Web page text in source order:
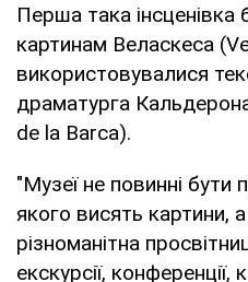
Перша така інсценівка
картинам Веласкеса
використовувалися
драматурга
de la Barca).
"Музеї не повинні бути
якого висять картини,
різноманітна
екскурсії,